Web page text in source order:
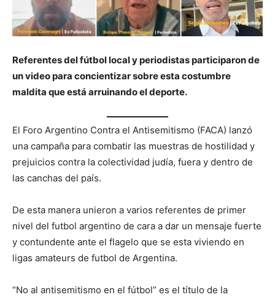
Referentes del fútbol local y periodistas participaron de
un video para concientizar sobre esta costumbre
maldita que está arruinando el deporte.
El Foro Argentino Contra el Antisemitismo (FACA) lanzó
una campaña para combatir las muestras de hostilidad y
prejuicios contra la colectividad judía, fuera y dentro de
las canchas del país.
De esta manera unieron a varios referentes de primer
nivel del futbol argentino de cara a dar un mensaje fuerte
y contundente ante el flagelo que se esta viviendo en
ligas amateurs de futbol de Argentina.
“No al antisemitismo en el fútbol” es el título de la